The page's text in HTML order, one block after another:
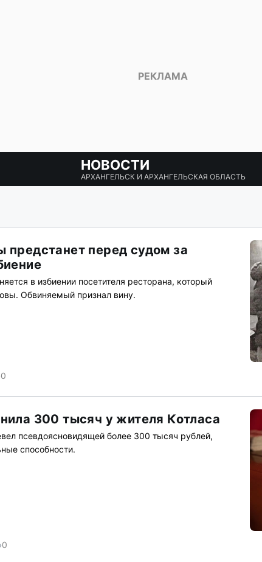
НОВОСТИ
АРХАНГЕЛЬСК И АРХАНГЕЛЬСКАЯ ОБЛАСТЬ
перед судом за
в избиении посетителя ресторана, который
Обвиняемый признал вину.
0
300 тысяч у жителя Котласа
псевдоясновидящей более 300 тысяч рублей,
способности.
0